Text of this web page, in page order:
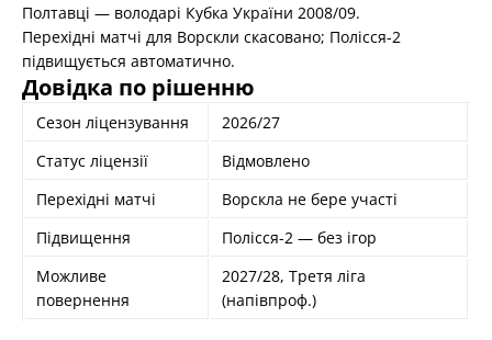
Полтавці — володарі Кубка України 2008/09.
Перехідні матчі для Ворскли скасовано; Полісся-2
підвищується автоматично.
Довідка по рішенню
Сезон ліцензування
2026/27
Статус ліцензії
Відмовлено
Перехідні матчі
Ворскла не бере участі
Підвищення
Полісся-2 — без ігор
Можливе
повернення
2027/28, Третя ліга
(напівпроф.)